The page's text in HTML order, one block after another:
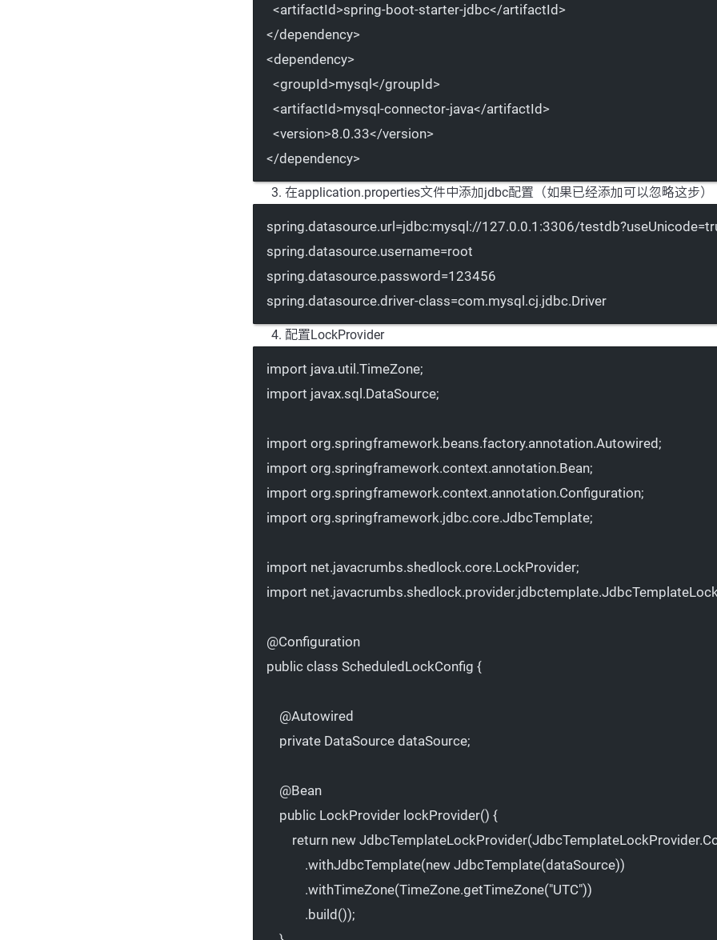
<artifactId>spring-boot-starter-jdbc</artifactId>
</dependency>
<dependency>
<groupId>mysql</groupId>
<artifactId>mysql-connector-java</artifactId>
<version>8.0.33</version>
</dependency>
在application.properties文件中添加jdbc配置（如果已经添加可以忽略这步）
spring.datasource.url=jdbc:mysql://127.0.0.1:3306/testdb?useUnicode
spring.datasource.username=root
spring.datasource.password=123456
spring.datasource.driver-class=com.mysql.cj.jdbc.Driver
配置LockProvider
import java.util.TimeZone;
import javax.sql.DataSource;
import org.springframework.beans.factory.annotation.Autowired;
import org.springframework.context.annotation.Bean;
import org.springframework.context.annotation.Configuration;
import org.springframework.jdbc.core.JdbcTemplate;
import net.javacrumbs.shedlock.core.LockProvider;
import
@Configuration
public class ScheduledLockConfig {
@Autowired
private DataSource dataSource;
@Bean
public LockProvider lockProvider() {
return new JdbcTemplateLockProvider
.withJdbcTemplate(new JdbcTemplate(dataSource))
.withTimeZone(TimeZone.getTimeZone("UTC"))
.build());